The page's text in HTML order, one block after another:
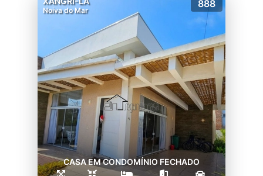
Noiva do Mar
888
CASA EM CONDOMÍNIO FECHADO